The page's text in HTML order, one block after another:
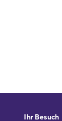
Ihr Besuch